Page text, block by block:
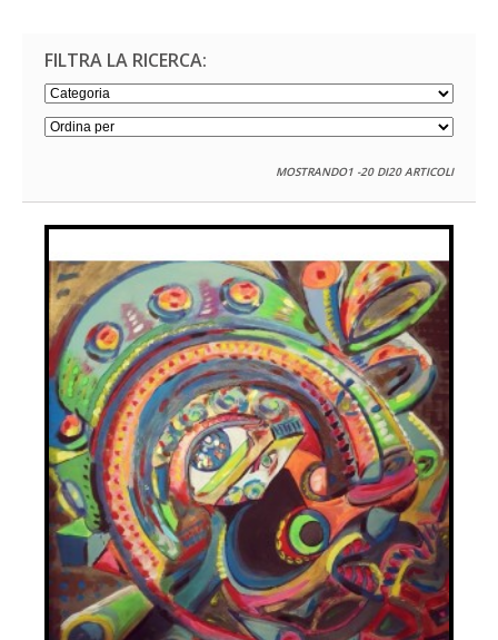
FILTRA LA RICERCA:
MOSTRANDO1 -20 DI20 ARTICOLI